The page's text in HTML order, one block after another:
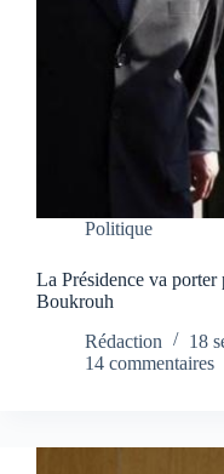
Politique
La Présidence va
Boukrouh
Rédaction
18
14 commentaires